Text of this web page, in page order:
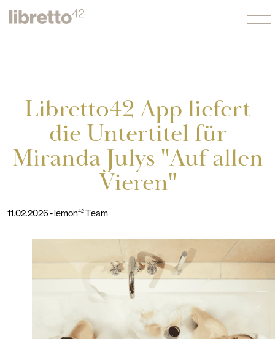
Libretto42 App liefert
die Untertitel für
Miranda Julys "Auf allen
Vieren"
11.02.2026 - lemon42 Team